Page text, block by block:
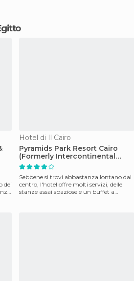
dei
Hotel di Il Cairo
Pyramids Park Resort Cairo
(Formerly Intercontinental
Pyramids)
Sebbene si trovi abbastanza lontano dal
centro, l'hotel offre molti servizi, delle
stanze assai spaziose e un buffet a